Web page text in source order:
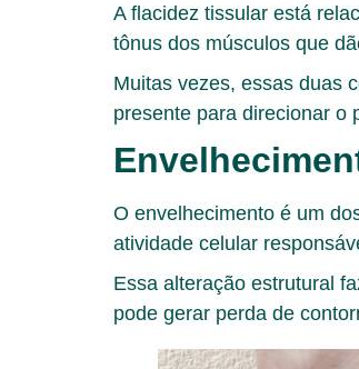
A flacidez tissular está
tônus dos músculos que
Muitas vezes, essas duas
presente para direcionar o
O envelhecimento é um
atividade celular
Essa alteração estrutural
pode gerar perda de